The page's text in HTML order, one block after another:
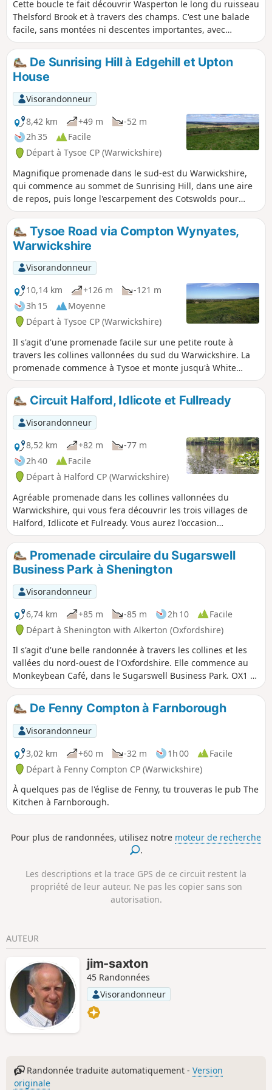
Cette boucle te fait découvrir Wasperton le long du ruisseau
Thelsford Brook et à travers des champs. C'est une balade
facile, sans montées ni descentes importantes, avec
seulement quelques échaliers/barrières à franchir.
De Sunrising Hill à Edgehill et Upton
House
Visorandonneur
8,42 km
+49 m
-52 m
2h 35
Facile
Départ à Tysoe CP (Warwickshire)
Magnifique promenade dans le sud-est du Warwickshire,
qui commence au sommet de Sunrising Hill, dans une aire
de repos, puis longe l'escarpement des Cotswolds pour
atteindre Edgehill. En direction du sud, l'itinéraire rejoint
finalement le parking de Upton House NT. Le retour se fait à
travers champs, puis le long de l'escarpement, avec une vue
imprenable, pour revenir à l'aire de repos.
Tysoe Road via Compton Wynyates,
Warwickshire
Visorandonneur
10,14 km
+126 m
-121 m
3h 15
Moyenne
Départ à Tysoe CP (Warwickshire)
Il s'agit d'une promenade facile sur une petite route à
travers les collines vallonnées du sud du Warwickshire. La
promenade commence à Tysoe et monte jusqu'à White
House, d'où l'on a une vue splendide sur les collines
vallonnées, puis redescend en passant par le village
historique de Compton Wynyates avant de revenir à Tysoe.
Circuit Halford, Idlicote et Fullready
Visorandonneur
8,52 km
+82 m
-77 m
2h 40
Facile
Départ à Halford CP (Warwickshire)
Agréable promenade dans les collines vallonnées du
Warwickshire, qui vous fera découvrir les trois villages de
Halford, Idlicote et Fulready. Vous aurez l'occasion
d'observer une faune variée et, entre Halford et Idlicote,
vous apercevrez peut-être des chameaux.
Promenade circulaire du Sugarswell
Business Park à Shenington
Visorandonneur
6,74 km
+85 m -85 m 2h 10
Facile
Départ à Shenington with Alkerton (Oxfordshire)
Il s'agit d'une belle randonnée à travers les collines et les
vallées du nord-ouest de l'Oxfordshire. Elle commence au
Monkeybean Café, dans le Sugarswell Business Park. OX1 5
6HW . La randonnée suit le Macmillan Way et descend vers
Alkerton avant de remonter vers Shenington, puis de
revenir au Sugarswell Business Park.
De Fenny Compton à Farnborough
Visorandonneur
3,02 km
+60 m -32 m 1h 00
Facile
Départ à Fenny Compton CP (Warwickshire)
À quelques pas de l'église de Fenny, tu trouveras le pub The
Kitchen à Farnborough.
Pour plus de randonnées, utilisez notre moteur de recherche
.
Les descriptions et la trace GPS de ce circuit restent la
propriété de leur auteur. Ne pas les copier sans son
autorisation.
AUTEUR
jim-saxton
45 Randonnées
Visorandonneur
Randonnée traduite automatiquement -Version
originale